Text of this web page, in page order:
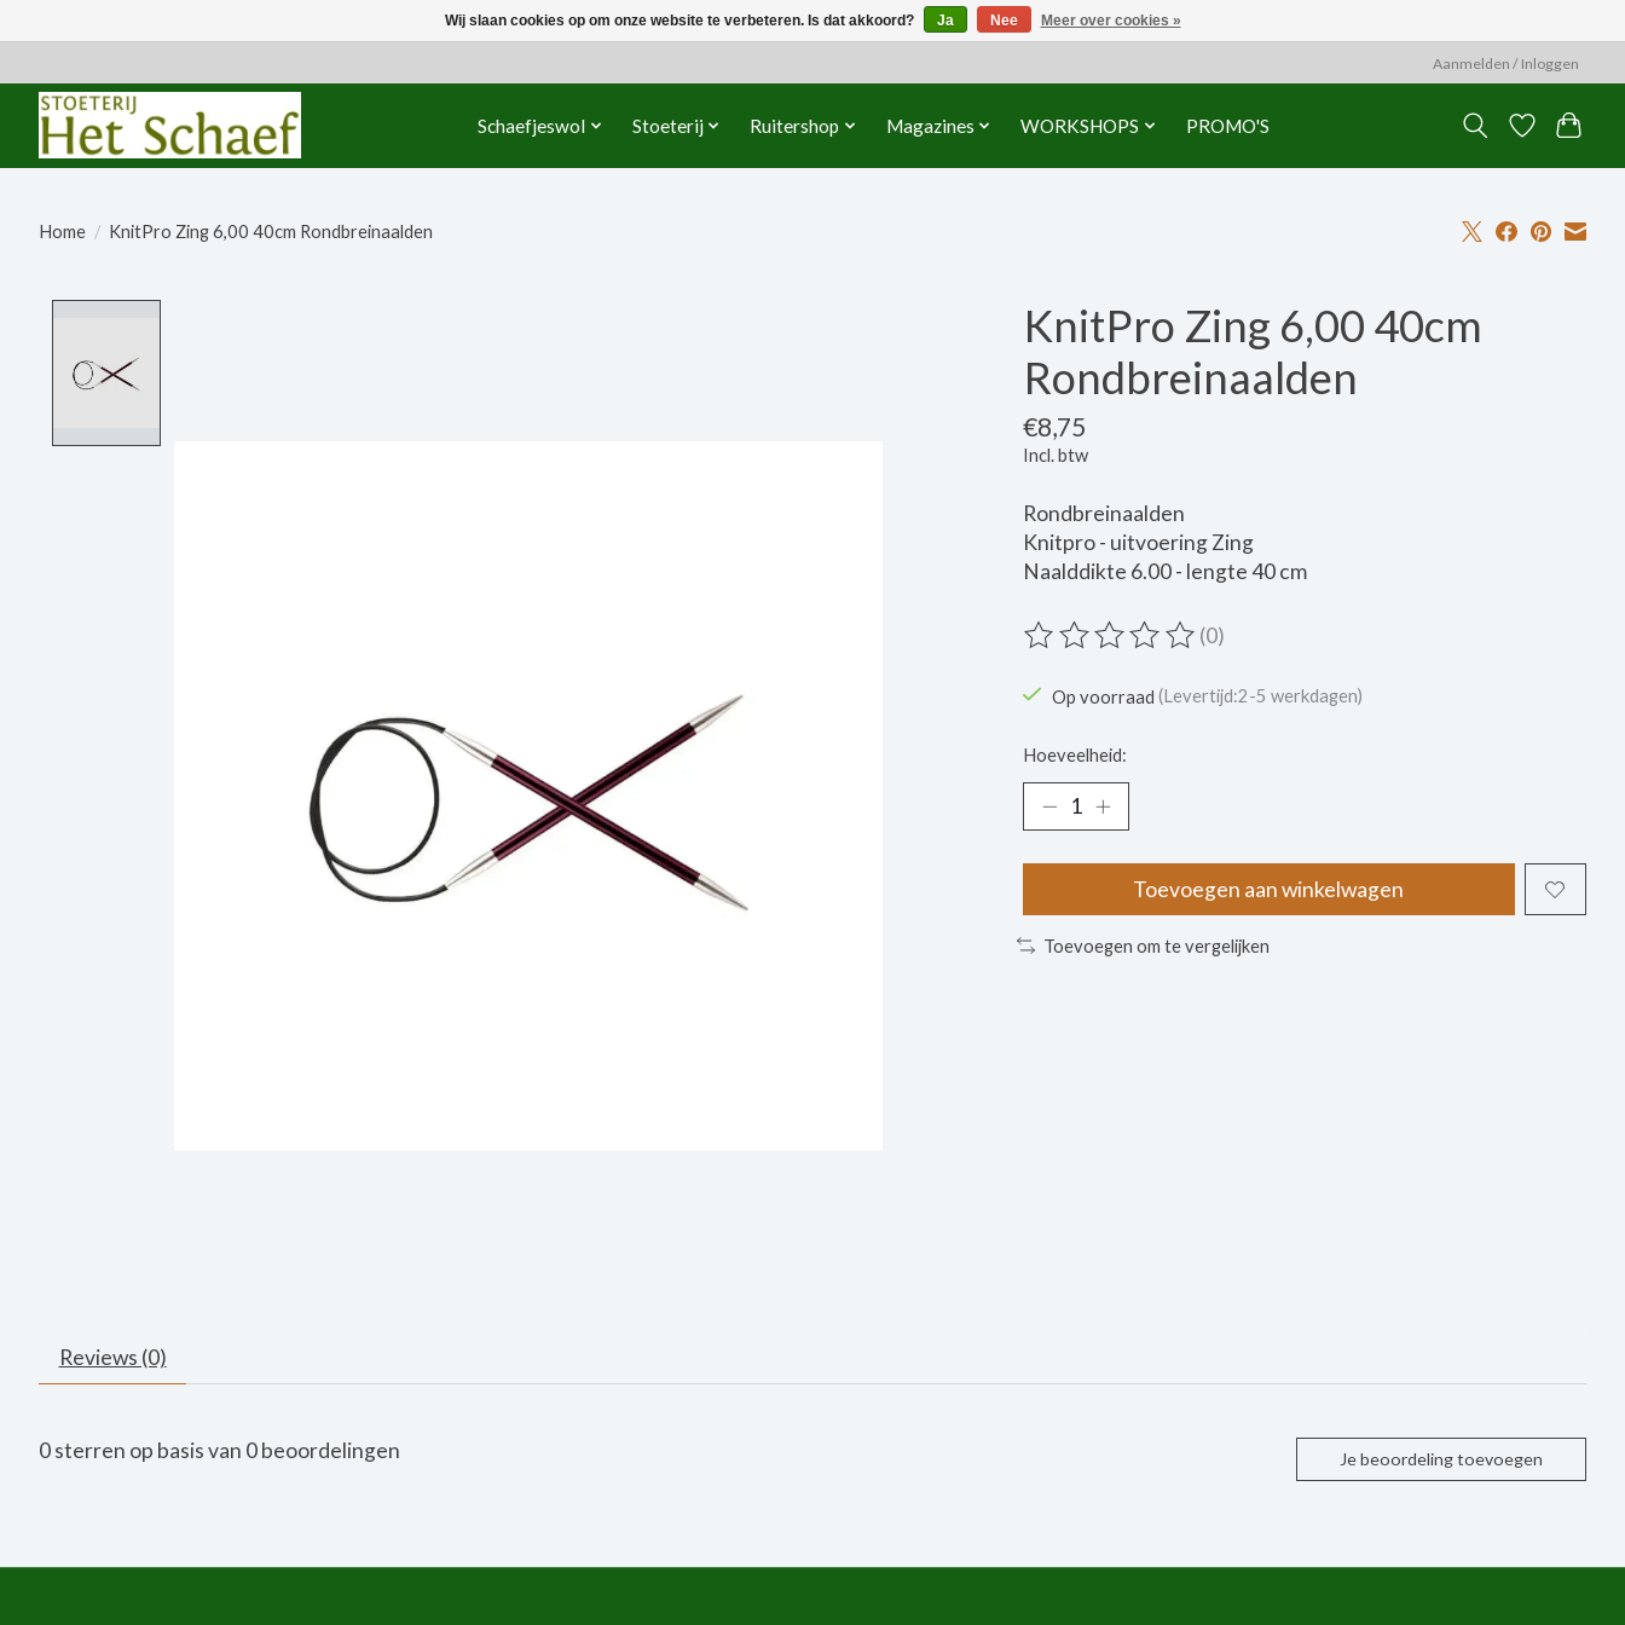
Aanmelden / Inloggen
Schaefjeswol Stoeterij Ruitershop Magazines WORKSHOPS PROMO'S
Home / KnitPro Zing 6,00 40cm Rondbreinaalden
KnitPro Zing 6,00 40cm
Rondbreinaalden
€8,75
Incl. btw
Rondbreinaalden
Knitpro - uitvoering Zing
Naalddikte 6.00 - lengte 40 cm
De beoordeling van dit product is
(0)
Op voorraad (Levertijd:2-5 werkdagen)
Hoeveelheid:
Toevoegen aan winkelwagen
Toevoegen om te vergelijken
Reviews (0)
0sterren op basis van 0beoordelingen Je beoordeling toevoegen
Wij slaan cookies op om onze website te verbeteren. Is dat akkoord? Ja Nee Meer over cookies »